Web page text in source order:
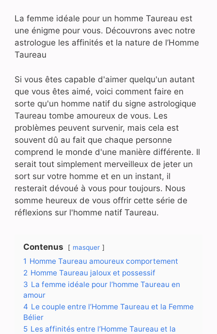
La femme idéale pour un homme Taureau est
une énigme pour vous. Découvrons avec notre
astrologue les affinités et la nature de l’Homme
Taureau
Si vous êtes capable d'aimer quelqu'un autant
que vous êtes aimé, voici comment faire en
sorte qu'un homme natif du signe astrologique
Taureau tombe amoureux de vous. Les
problèmes peuvent survenir, mais cela est
souvent dû au fait que chaque personne
comprend le monde d'une manière différente. Il
serait tout simplement merveilleux de jeter un
sort sur votre homme et en un instant, il
resterait dévoué à vous pour toujours. Nous
somme heureux de vous offrir cette série de
réflexions sur l'homme natif Taureau.
Contenus masquer
1 Homme Taureau amoureux comportement
2 Homme Taureau jaloux et possessif
3 La femme idéale pour l’homme Taureau en
amour
4 Le couple entre l’Homme Taureau et la Femme
Bélier
5 Les affinités entre l’Homme Taureau et la